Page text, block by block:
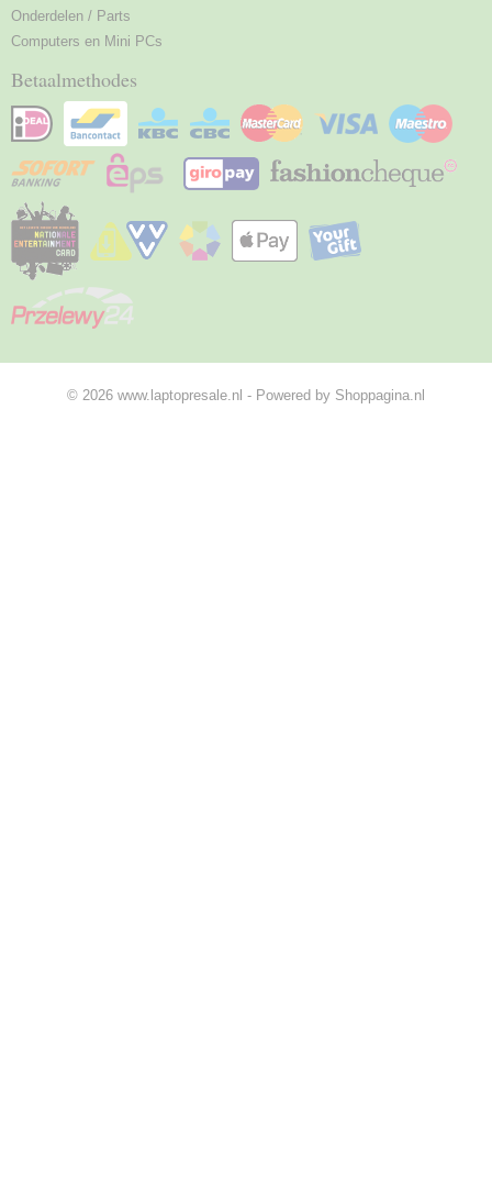
Onderdelen / Parts
Computers en Mini PCs
Betaalmethodes
© 2026 www.laptopresale.nl - Powered by Shoppagina.nl